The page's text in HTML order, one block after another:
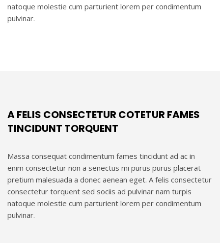
natoque molestie cum parturient lorem per condimentum
pulvinar.
A FELIS CONSECTETUR COTETUR FAMES
TINCIDUNT TORQUENT
Massa consequat condimentum fames tincidunt ad ac in
enim consectetur non a senectus mi purus purus placerat
pretium malesuada a donec aenean eget. A felis consectetur
consectetur torquent sed sociis ad pulvinar nam turpis
natoque molestie cum parturient lorem per condimentum
pulvinar.